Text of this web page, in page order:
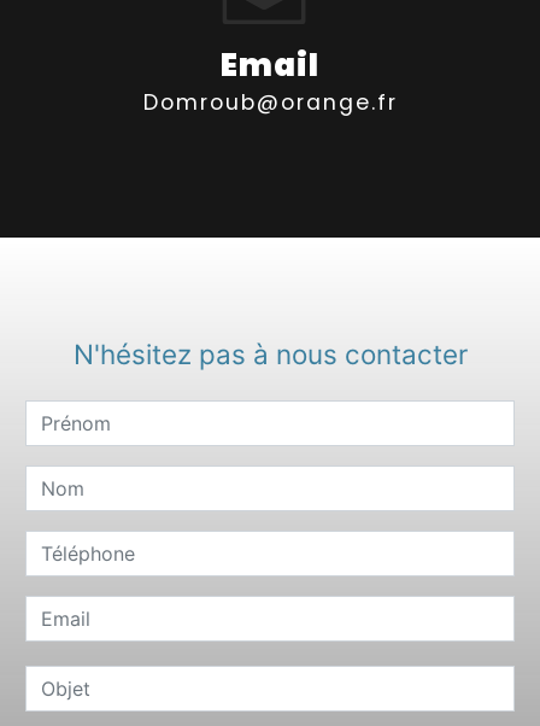
Email
domroub@orange.fr
N'hésitez pas à nous contacter